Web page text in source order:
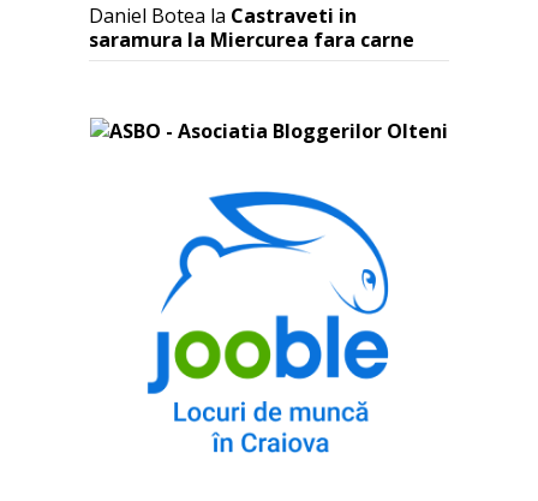
Daniel Botea la Castraveti in
saramura la Miercurea fara carne